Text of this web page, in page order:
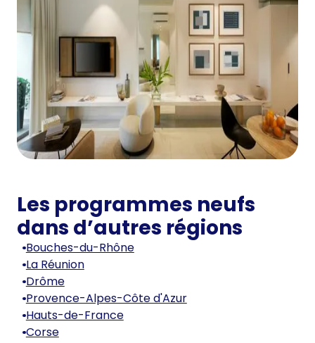
Les programmes neufs
dans d’autres régions
Bouches-du-Rhône
La Réunion
Drôme
Provence-Alpes-Côte d'Azur
Hauts-de-France
Corse